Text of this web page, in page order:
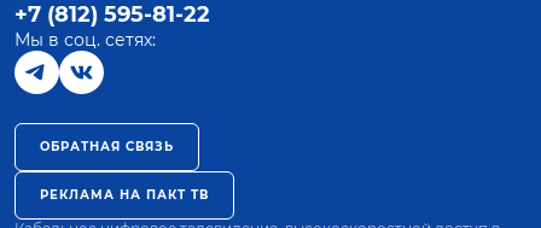
+7 (812) 595-81-22
Мы в соц. сетях:
ОБРАТНАЯ СВЯЗЬ
РЕКЛАМА НА ПАКТ ТВ